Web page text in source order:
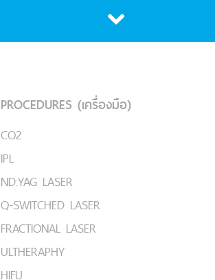
PROCEDURES (เครื่องมือ)
CO2
IPL
ND:YAG LASER
Q-SWITCHED LASER
FRACTIONAL LASER
ULTHERAPHY
HIFU